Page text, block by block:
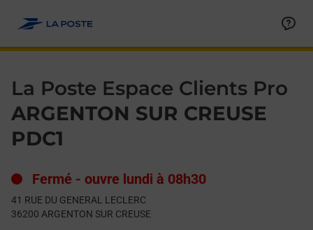
La Poste Espace Clients Pro
ARGENTON SUR CREUSE
PDC1
Fermé - ouvre lundi à 08h30
41 RUE DU GENERAL LECLERC
36200 ARGENTON SUR CREUSE